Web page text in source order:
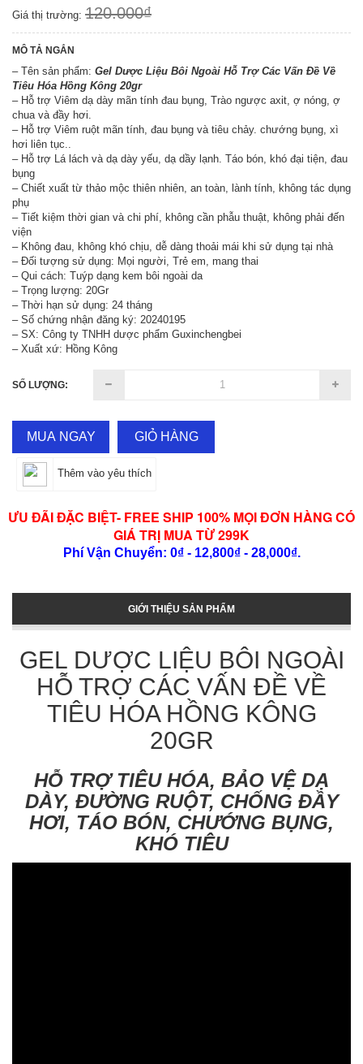
Giá thị trường: 120.000₫
MÔ TẢ NGẮN
– Tên sản phẩm: Gel Dược Liệu Bôi Ngoài Hỗ Trợ Các Vấn Đề Về
Tiêu Hóa Hồng Kông 20gr
– Hỗ trợ Viêm dạ dày mãn tính đau bụng, Trào ngược axit, ợ nóng, ợ
chua và đầy hơi.
– Hỗ trợ Viêm ruột mãn tính, đau bụng và tiêu chảy. chướng bụng, xì
hơi liên tục..
– Hỗ trợ Lá lách và dạ dày yếu, dạ dầy lạnh. Táo bón, khó đại tiện, đau
bụng
– Chiết xuất từ thảo mộc thiên nhiên, an toàn, lành tính, không tác dụng
phụ
– Tiết kiệm thời gian và chi phí, không cần phẫu thuật, không phải đến
viện
– Không đau, không khó chịu, dễ dàng thoải mái khi sử dụng tại nhà
– Đối tượng sử dụng: Mọi người, Trẻ em, mang thai
– Qui cách: Tuýp dạng kem bôi ngoài da
– Trọng lượng: 20Gr
– Thời hạn sử dụng: 24 tháng
– Số chứng nhận đăng ký: 20240195
– SX: Công ty TNHH dược phẩm Guxinchengbei
– Xuất xứ: Hồng Kông
SỐ LƯỢNG:
MUA NGAY GIỎ HÀNG
Thêm vào yêu thích
ƯU ĐÃI ĐẶC BIỆT- FREE SHIP 100% MỌI ĐƠN HÀNG CÓ
GIÁ TRỊ MUA TỪ 299K
Phí Vận Chuyển: 0₫ - 12,800₫ - 28,000₫.
GIỚI THIỆU SẢN PHẨM
GEL DƯỢC LIỆU BÔI NGOÀI
HỖ TRỢ CÁC VẤN ĐỀ VỀ
TIÊU HÓA HỒNG KÔNG
20GR
HỖ TRỢ TIÊU HÓA, BẢO VỆ DẠ
DÀY, ĐƯỜNG RUỘT, CHỐNG ĐẦY
HƠI, TÁO BÓN, CHƯỚNG BỤNG,
KHÓ TIÊU